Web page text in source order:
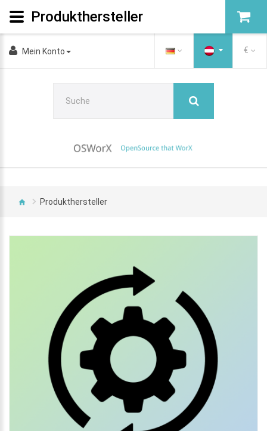
Mein Konto €
Produkthersteller
Produkthersteller